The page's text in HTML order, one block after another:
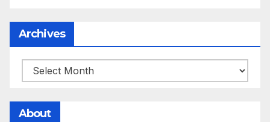
Archives
About